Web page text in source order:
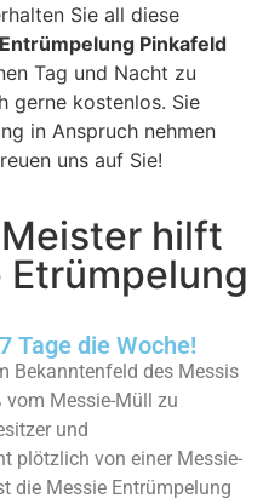
Sie all diese
Entrümpelung Pinkafeld
Tag und Nacht zu
gerne kostenlos. Sie
in Anspruch nehmen
uns auf Sie!
hilft
Tage die Woche!
Bekanntenfeld des Messis
Messie-Müll zu
und
plötzlich von einer Messie-
die Messie Entrümpelung